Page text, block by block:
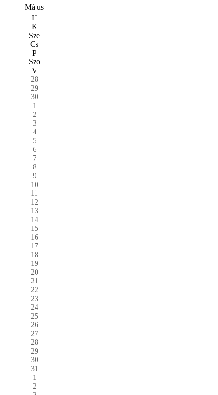
Május
H
K
Sze
Cs
P
Szo
V
28
29
30
1
2
3
4
5
6
7
8
9
10
11
12
13
14
15
16
17
18
19
20
21
22
23
24
25
26
27
28
29
30
31
1
2